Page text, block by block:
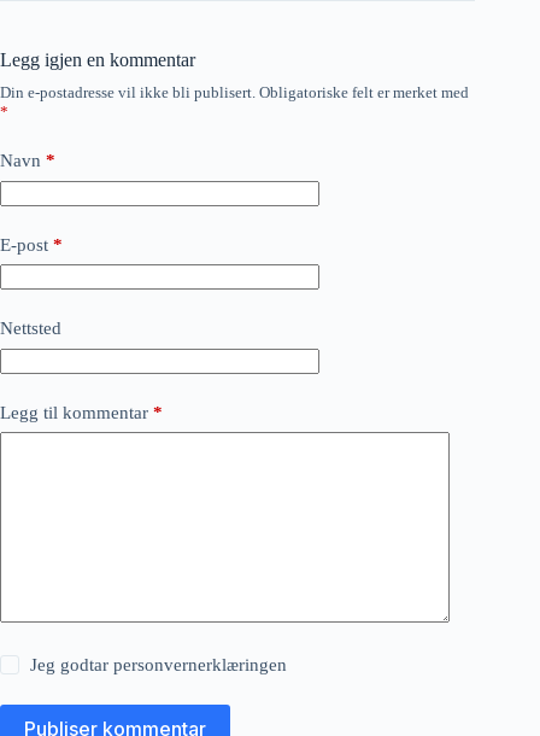
Legg igjen en kommentar
Din e-postadresse vil ikke bli publisert. Obligatoriske felt er merket med
*
Navn *
E-post *
Nettsted
Legg til kommentar *
Jeg godtarpersonvernerklæringen
Publiser kommentar